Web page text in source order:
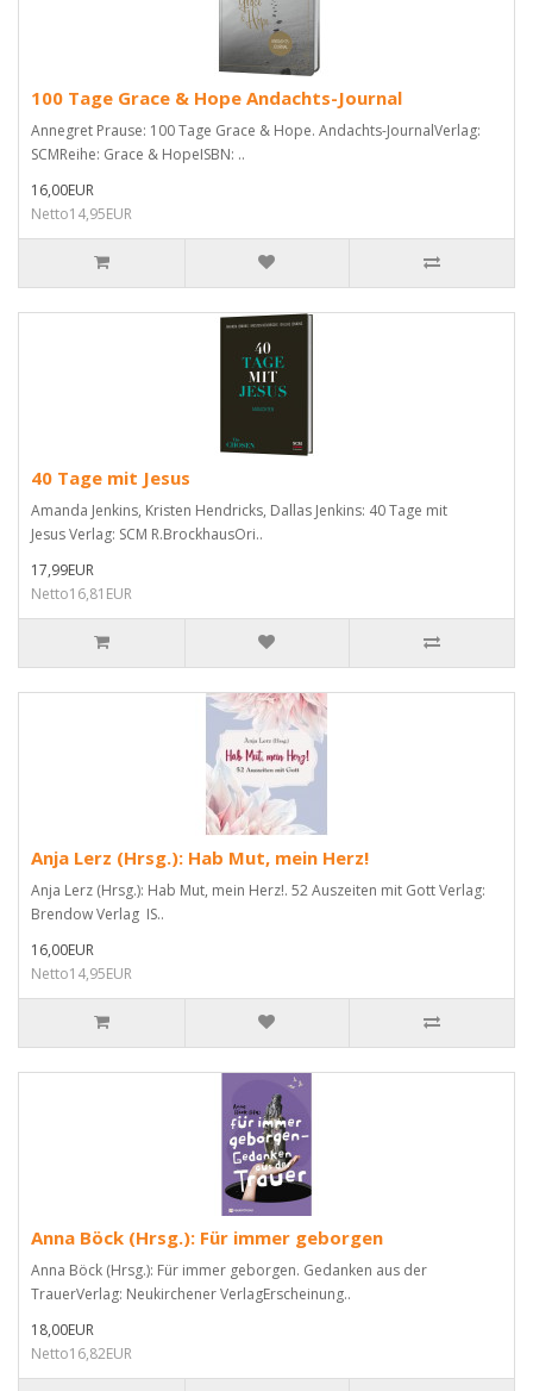
100 Tage Grace & Hope Andachts-Journal
Annegret Prause: 100 Tage Grace & Hope. Andachts-JournalVerlag:
SCMReihe: Grace & HopeISBN: ..
16,00EUR
Netto14,95EUR
40 Tage mit Jesus
Amanda Jenkins, Kristen Hendricks, Dallas Jenkins: 40 Tage mit
Jesus Verlag: SCM R.BrockhausOri..
17,99EUR
Netto16,81EUR
Anja Lerz (Hrsg.): Hab Mut, mein Herz!
Anja Lerz (Hrsg.): Hab Mut, mein Herz!. 52 Auszeiten mit Gott Verlag:
Brendow Verlag IS..
16,00EUR
Netto14,95EUR
Anna Böck (Hrsg.): Für immer geborgen
Anna Böck (Hrsg.): Für immer geborgen. Gedanken aus der
TrauerVerlag: Neukirchener VerlagErscheinung..
18,00EUR
Netto16,82EUR